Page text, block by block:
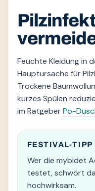
Feuchte Kleidung in
Hauptursache für
Trockene
kurzes Spülen
im RatgeberPo-
FESTIVAL-TIPP
Wer die mybidet
testet, schwört
hochwirksam.